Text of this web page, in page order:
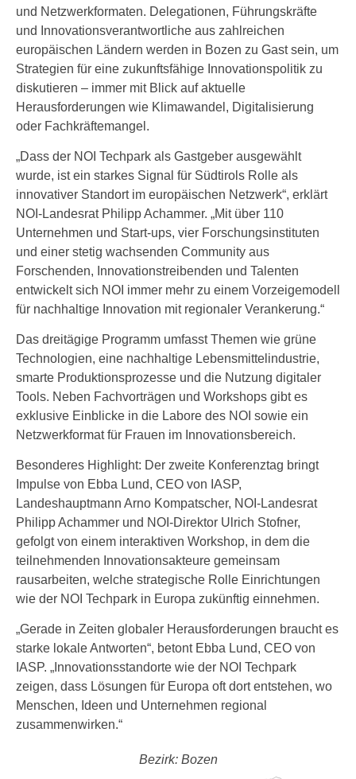
und Netzwerkformaten. Delegationen, Führungskräfte
und Innovationsverantwortliche aus zahlreichen
europäischen Ländern werden in Bozen zu Gast sein, um
Strategien für eine zukunftsfähige Innovationspolitik zu
diskutieren – immer mit Blick auf aktuelle
Herausforderungen wie Klimawandel, Digitalisierung
oder Fachkräftemangel.
„Dass der NOI Techpark als Gastgeber ausgewählt
wurde, ist ein starkes Signal für Südtirols Rolle als
innovativer Standort im europäischen Netzwerk“, erklärt
NOI-Landesrat Philipp Achammer. „Mit über 110
Unternehmen und Start-ups, vier Forschungsinstituten
und einer stetig wachsenden Community aus
Forschenden, Innovationstreibenden und Talenten
entwickelt sich NOI immer mehr zu einem Vorzeigemodell
für nachhaltige Innovation mit regionaler Verankerung.“
Das dreitägige Programm umfasst Themen wie grüne
Technologien, eine nachhaltige Lebensmittelindustrie,
smarte Produktionsprozesse und die Nutzung digitaler
Tools. Neben Fachvorträgen und Workshops gibt es
exklusive Einblicke in die Labore des NOI sowie ein
Netzwerkformat für Frauen im Innovationsbereich.
Besonderes Highlight: Der zweite Konferenztag bringt
Impulse von Ebba Lund, CEO von IASP,
Landeshauptmann Arno Kompatscher, NOI-Landesrat
Philipp Achammer und NOI-Direktor Ulrich Stofner,
gefolgt von einem interaktiven Workshop, in dem die
teilnehmenden Innovationsakteure gemeinsam
rausarbeiten, welche strategische Rolle Einrichtungen
wie der NOI Techpark in Europa zukünftig einnehmen.
„Gerade in Zeiten globaler Herausforderungen braucht es
starke lokale Antworten“, betont Ebba Lund, CEO von
IASP. „Innovationsstandorte wie der NOI Techpark
zeigen, dass Lösungen für Europa oft dort entstehen, wo
Menschen, Ideen und Unternehmen regional
zusammenwirken.“
Bezirk: Bozen